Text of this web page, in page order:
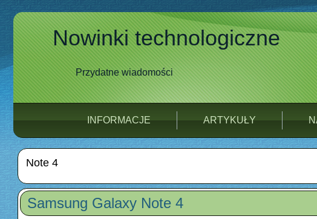
Nowinki technologiczne
Przydatne wiadomości
INFORMACJE ARTYKUŁY
Note 4
Samsung Galaxy Note 4